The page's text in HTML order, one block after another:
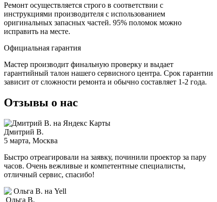
Ремонт осуществляется строго в соответствии с
инструкциями производителя с использованием
оригинальных запасных частей. 95% поломок можно
исправить на месте.
Официальная гарантия
Мастер производит финальную проверку и выдает
гарантийный талон нашего сервисного центра. Срок гарантии
зависит от сложности ремонта и обычно составляет 1-2 года.
Отзывы о нас
Дмитрий В.
5 марта, Москва
Быстро отреагировали на заявку, починили проектор за пару
часов. Очень вежливые и компетентные специалисты,
отличный сервис, спасибо!
Ольга В.